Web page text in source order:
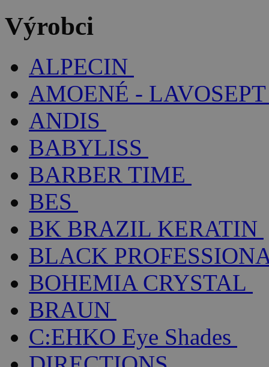
Výrobci
ALPECIN
AMOENÉ - LAVOSEPT
ANDIS
BABYLISS
BARBER TIME
BES
BK BRAZIL KERATIN
BLACK
BOHEMIA CRYSTAL
BRAUN
C:EHKO Eye Shades